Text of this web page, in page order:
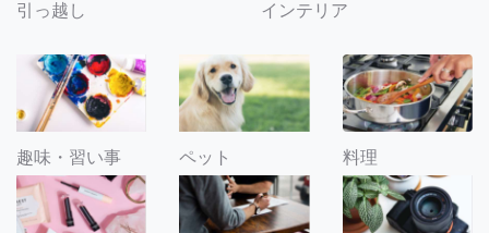
引っ越し インテリア
趣味・習い事 ペット 料理